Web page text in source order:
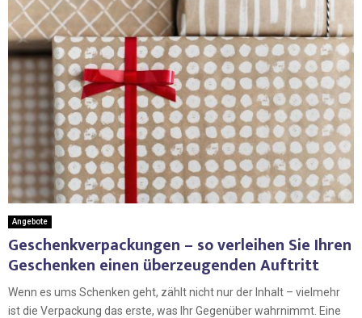
Angebote
Geschenkverpackungen – so verleihen Sie Ihren
Geschenken einen überzeugenden Auftritt
Wenn es ums Schenken geht, zählt nicht nur der Inhalt – vielmehr
ist die Verpackung das erste, was Ihr Gegenüber wahrnimmt. Eine